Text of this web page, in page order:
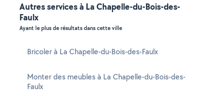
Autres services à La Chapelle-du-Bois-des-
Faulx
Ayant le plus de résultats dans cette ville
Bricoler à La Chapelle-du-Bois-des-Faulx
Monter des meubles à La Chapelle-du-Bois-des-
Faulx